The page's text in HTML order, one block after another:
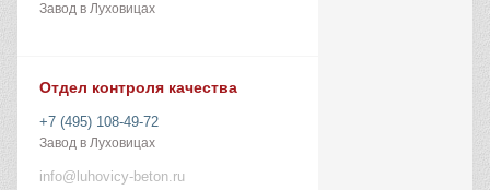
Завод в Луховицах
Отдел контроля качества
+7 (495) 108-49-72
Завод в Луховицах
info@luhovicy-beton.ru